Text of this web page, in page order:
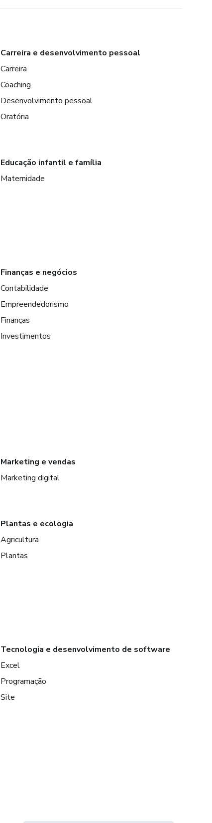
Carreira e desenvolvimento pessoal
Carreira
Coaching
Desenvolvimento pessoal
Oratória
Educação infantil e família
Maternidade
Finanças e negócios
Contabilidade
Empreendedorismo
Finanças
Investimentos
Marketing e vendas
Marketing digital
Plantas e ecologia
Agricultura
Plantas
Tecnologia e desenvolvimento de software
Excel
Programação
Site